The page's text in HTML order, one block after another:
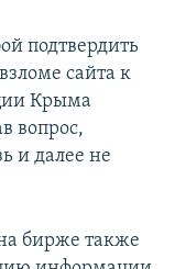
подтвердить
сайта к
Крыма
вопрос,
и далее не
бирже также